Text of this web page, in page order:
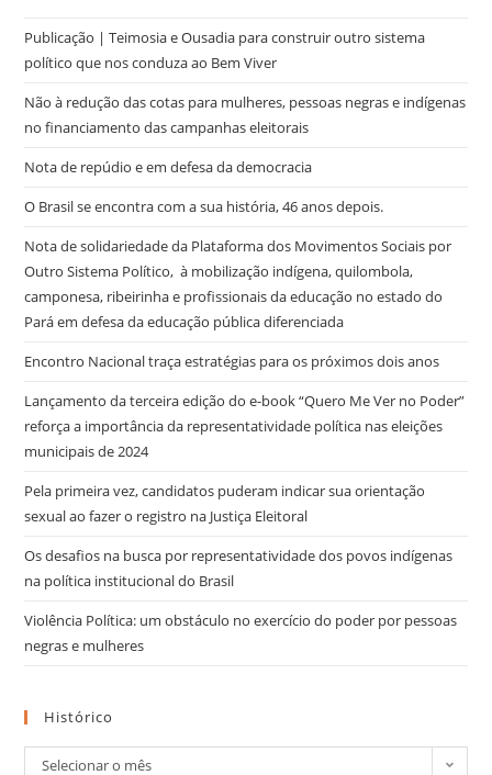
Publicação | Teimosia e Ousadia para construir outro sistema
político que nos conduza ao Bem Viver
Não à redução das cotas para mulheres, pessoas negras e indígenas
no financiamento das campanhas eleitorais
Nota de repúdio e em defesa da democracia
O Brasil se encontra com a sua história, 46 anos depois.
Nota de solidariedade da Plataforma dos Movimentos Sociais por
Outro Sistema Político, à mobilização indígena, quilombola,
camponesa, ribeirinha e profissionais da educação no estado do
Pará em defesa da educação pública diferenciada
Encontro Nacional traça estratégias para os próximos dois anos
Lançamento da terceira edição do e-book “Quero Me Ver no Poder”
reforça a importância da representatividade política nas eleições
municipais de 2024
Pela primeira vez, candidatos puderam indicar sua orientação
sexual ao fazer o registro na Justiça Eleitoral
Os desafios na busca por representatividade dos povos indígenas
na política institucional do Brasil
Violência Política: um obstáculo no exercício do poder por pessoas
negras e mulheres
Histórico
Selecionar o mês